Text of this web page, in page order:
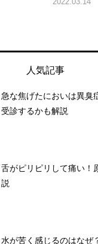
人気記事
急な焦げたにおいは異臭
受診するかも解説
舌がピリピリして痛い！
説
水が苦く感じるのはなぜ